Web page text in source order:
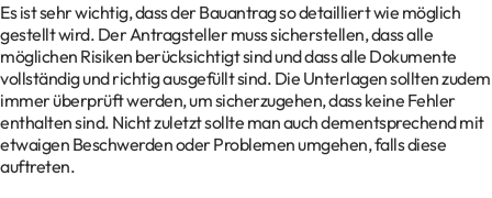
Es ist sehr wichtig, dass der Bauantrag so detailliert wie möglich
gestellt wird. Der Antragsteller muss sicherstellen, dass alle
möglichen Risiken berücksichtigt sind und dass alle Dokumente
vollständig und richtig ausgefüllt sind. Die Unterlagen sollten zudem
immer überprüft werden, um sicherzugehen, dass keine Fehler
enthalten sind. Nicht zuletzt sollte man auch dementsprechend mit
etwaigen Beschwerden oder Problemen umgehen, falls diese
auftreten.